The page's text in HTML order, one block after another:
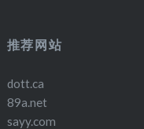
推荐网站
dott.ca
89a.net
sayy.com